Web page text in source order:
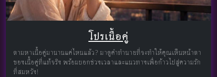
โปรเนื้อคู่
ตามหาเนื้อคู่มานานแค่ไหนแล้ว? มาดูคำทำนายที่จะทำให้คุณเห็นหน้าตา
ของเนื้อคู่ที่แท้จริง พร้อมบอกช่วงเวลาและแนวทางเพื่อก้าวไปสู่ความรัก
ที่สมหวัง!